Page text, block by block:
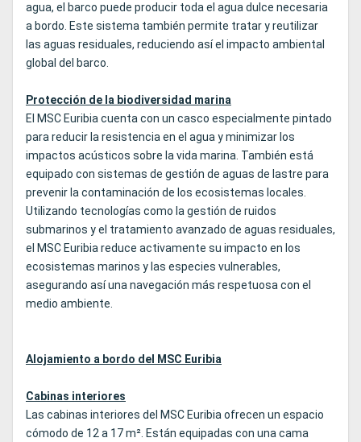
agua, el barco puede producir toda el agua dulce necesaria
a bordo. Este sistema también permite tratar y reutilizar
las aguas residuales, reduciendo así el impacto ambiental
global del barco.
Protección de la biodiversidad marina
El MSC Euribia cuenta con un casco especialmente pintado
para reducir la resistencia en el agua y minimizar los
impactos acústicos sobre la vida marina. También está
equipado con sistemas de gestión de aguas de lastre para
prevenir la contaminación de los ecosistemas locales.
Utilizando tecnologías como la gestión de ruidos
submarinos y el tratamiento avanzado de aguas residuales,
el MSC Euribia reduce activamente su impacto en los
ecosistemas marinos y las especies vulnerables,
asegurando así una navegación más respetuosa con el
medio ambiente.
Alojamiento a bordo del MSC Euribia
Cabinas interiores
Las cabinas interiores del MSC Euribia ofrecen un espacio
cómodo de 12 a 17 m². Están equipadas con una cama